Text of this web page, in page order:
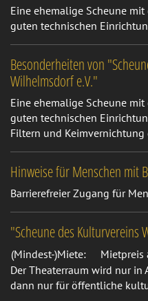
Eine ehemalige Scheune
guten technischen
Besonderheiten von
Wilhelmsdorf e.V."
Eine ehemalige Scheune
guten technischen
Filtern und
Hinweise für Menschen mit
Barrierefreier Zugang für
"Scheune des Kulturvereins
(Mindest-)Miete:
Mietpreis
Der Theaterraum wird nur
dann nur für öffentliche